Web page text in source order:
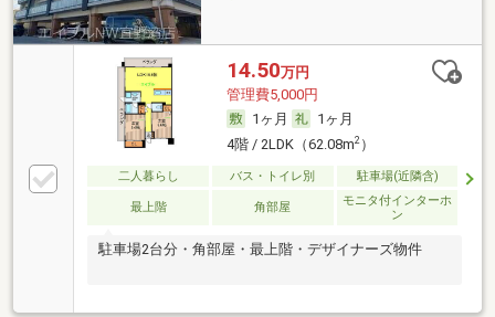
14.50万円
管理費5,000円
1ヶ月
1ヶ月
4階 / 2LDK（62.08m2）
二人暮らし バス・トイレ別 駐車場(近隣含)
最上階 角部屋
モニタ付インターホ
ン
駐車場2台分・角部屋・最上階・デザイナーズ物件